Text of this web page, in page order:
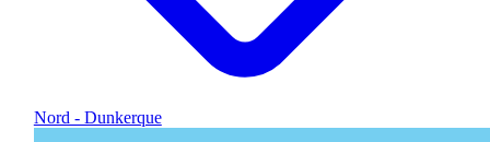
Nord - Dunkerque